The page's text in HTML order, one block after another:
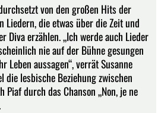
von den großen Hits der
Liedern, die etwas über die Zeit und
Diva erzählen. „Ich werde auch Lieder
nie auf der Bühne gesungen
Leben aussagen“, verrät Susanne
die lesbische Beziehung zwischen
durch das Chanson „Non, je ne